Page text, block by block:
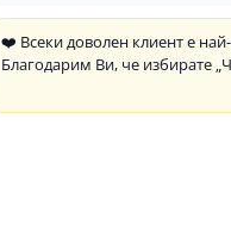
❤️ Всеки доволен клиент е
Благодарим Ви, че избирате